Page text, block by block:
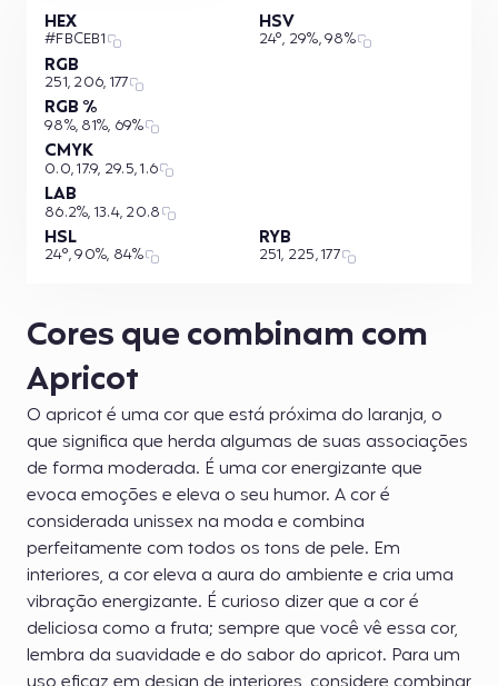
Cores que combinam com
Apricot
O apricot é uma cor que está próxima do laranja, o
que significa que herda algumas de suas associações
de forma moderada. É uma cor energizante que
evoca emoções e eleva o seu humor. A cor é
considerada unissex na moda e combina
perfeitamente com todos os tons de pele. Em
interiores, a cor eleva a aura do ambiente e cria uma
vibração energizante. É curioso dizer que a cor é
deliciosa como a fruta; sempre que você vê essa cor,
lembra da suavidade e do sabor do apricot. Para um
HEX
#FBCEB1
RGB
251, 206, 177
RGB %
98%, 81%, 69%
CMYK
0.0, 17.9, 29.5, 1.6
LAB
86.2%, 13.4, 20.8
HSL
24°, 90%, 84%
HSV
24°, 29%, 98%
RYB
251, 225, 177